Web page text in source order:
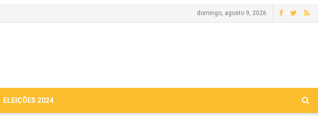
domingo, agosto 9, 2026
ELEIÇÕES 2024